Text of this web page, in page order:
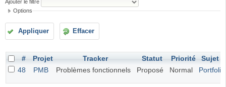
Ajouter le filtre
Options
Appliquer Effacer
# Projet Tracker Statut Priorité
Sujet
48
PMB Problèmes fonctionnels Proposé Normal Portfolio